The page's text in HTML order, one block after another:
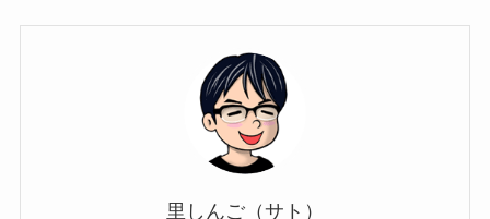
里しんご（サト）